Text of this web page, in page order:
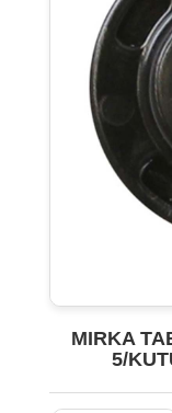
MIRKA
5/